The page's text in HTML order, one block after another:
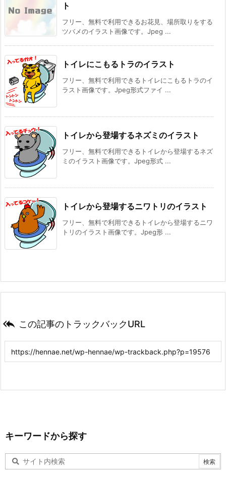
ト
フリー、無料で利用できるお花見、場所取りをする
ツバメのイラスト画像です。Jpeg ...
トイレにこもるトラのイラスト
フリー、無料で利用できるトイレにこもるトラのイ
ラスト画像です。Jpeg形式ファイ ...
トイレから登場するネズミのイラスト
フリー、無料で利用できるトイレから登場するネズ
ミのイラスト画像です。Jpeg形式 ...
トイレから登場するニワトリのイラスト
フリー、無料で利用できるトイレから登場するニワ
トリのイラスト画像です。Jpeg形 ...
 この記事のトラックバックURL
キーワードから探す